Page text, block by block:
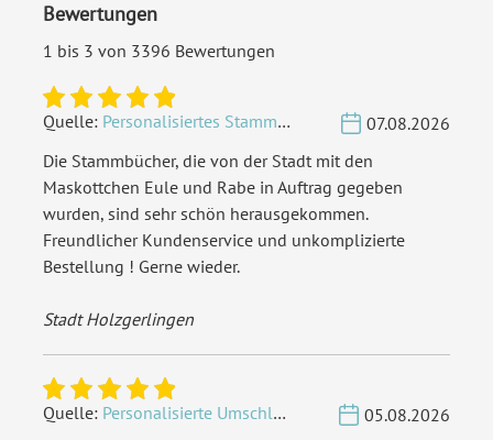
Bewertungen
1 bis 3 von 3396 Bewertungen
Quelle: Personalisiertes Stammbuch - Eigene Gravurdatei hochladen
07.08.2026
Die Stammbücher, die von der Stadt mit den
Maskottchen Eule und Rabe in Auftrag gegeben
wurden, sind sehr schön herausgekommen.
Freundlicher Kundenservice und unkomplizierte
Bestellung ! Gerne wieder.
Stadt Holzgerlingen
Quelle: Personalisierte Umschläge - Vintage - Quadrat 155 x 155 mm
05.08.2026